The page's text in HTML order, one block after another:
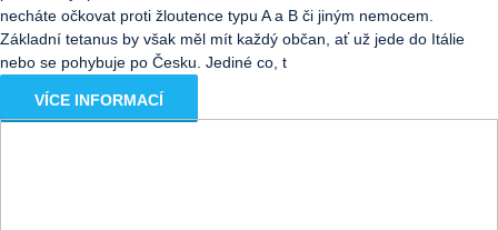
necháte očkovat proti žloutence typu A a B či jiným nemocem.
Základní tetanus by však měl mít každý občan, ať už jede do Itálie
nebo se pohybuje po Česku. Jediné co, t
VÍCE INFORMACÍ